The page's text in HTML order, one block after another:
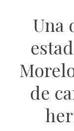
Una
de